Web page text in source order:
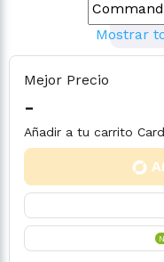
Mostrar
Mejor Precio
-
Añadir a tu carrito